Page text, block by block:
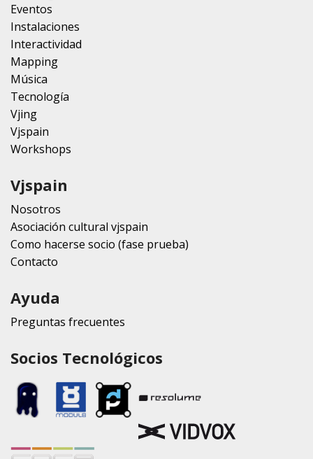
Eventos
Instalaciones
Interactividad
Mapping
Música
Tecnología
Vjing
Vjspain
Workshops
Vjspain
Nosotros
Asociación cultural vjspain
Como hacerse socio (fase prueba)
Contacto
Ayuda
Preguntas frecuentes
Socios Tecnológicos